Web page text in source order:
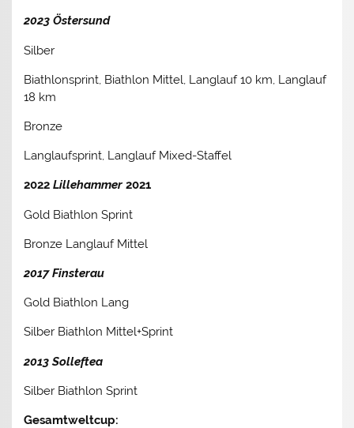
2023 Östersund
Silber
Biathlonsprint, Biathlon Mittel, Langlauf 10 km, Langlauf
18 km
Bronze
Langlaufsprint, Langlauf Mixed-Staffel
2022Lillehammer 2021
Gold Biathlon Sprint
Bronze Langlauf Mittel
2017 Finsterau
Gold Biathlon Lang
Silber Biathlon Mittel+Sprint
2013 Solleftea
Silber Biathlon Sprint
Gesamtweltcup: